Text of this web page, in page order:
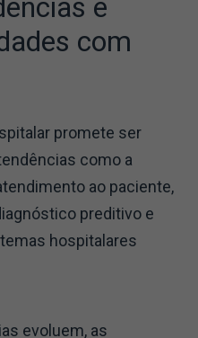
e
com
promete ser
como a
ao paciente,
preditivo e
hospitalares
evoluem, as